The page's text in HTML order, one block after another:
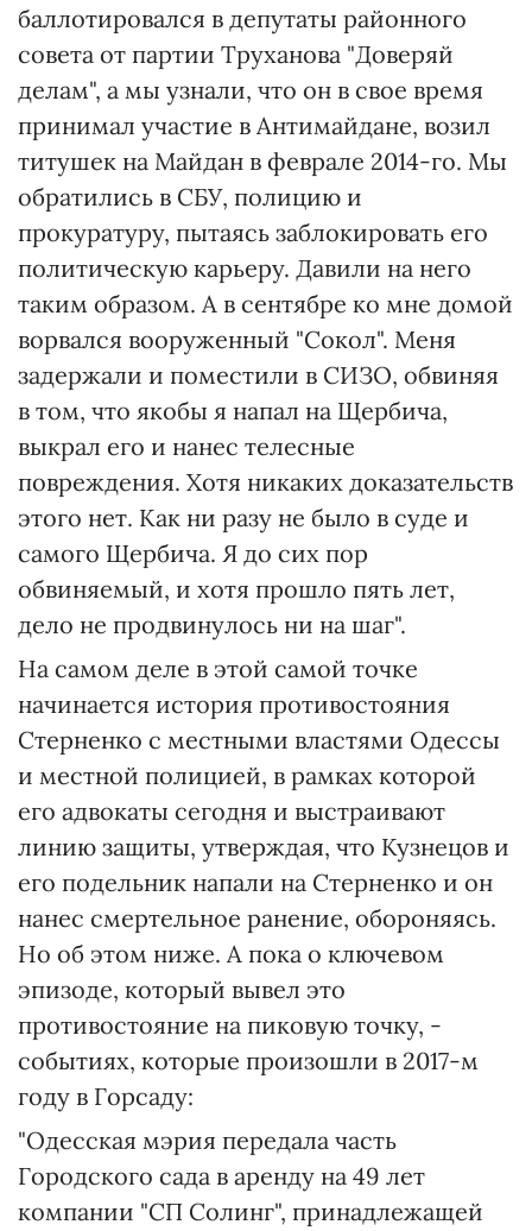
баллотировался в депутаты районного
совета от партии Труханова "Доверяй
делам", а мы узнали, что он в свое время
принимал участие в Антимайдане, возил
титушек на Майдан в феврале 2014-го. Мы
обратились в СБУ, полицию и
прокуратуру, пытаясь заблокировать его
политическую карьеру. Давили на него
таким образом. А в сентябре ко мне домой
ворвался вооруженный "Сокол". Меня
задержали и поместили в СИЗО, обвиняя
в том, что якобы я напал на Щербича,
выкрал его и нанес телесные
повреждения. Хотя никаких доказательств
этого нет. Как ни разу не было в суде и
самого Щербича. Я до сих пор
обвиняемый, и хотя прошло пять лет,
дело не продвинулось ни на шаг".
На самом деле в этой самой точке
начинается история противостояния
Стерненко с местными властями Одессы
и местной полицией, в рамках которой
его адвокаты сегодня и выстраивают
линию защиты, утверждая, что Кузнецов и
его подельник напали на Стерненко и он
нанес смертельное ранение, обороняясь.
Но об этом ниже. А пока о ключевом
эпизоде, который вывел это
противостояние на пиковую точку, -
событиях, которые произошли в 2017-м
году в Горсаду:
"Одесская мэрия передала часть
Городского сада в аренду на 49 лет
компании "СП Солинг", принадлежащей